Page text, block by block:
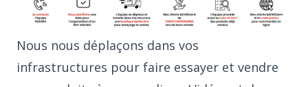
Nous nous déplaçons dans vos
infrastructures pour faire essayer et vendre